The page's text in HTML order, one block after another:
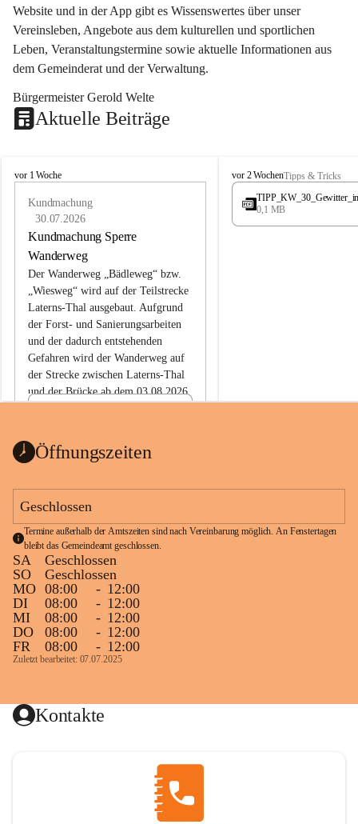
Website und in der App gibt es Wissenswertes über unser
Vereinsleben, Angebote aus dem kulturellen und sportlichen
Leben, Veranstaltungstermine sowie aktuelle Informationen aus
dem Gemeinderat und der Verwaltung.
Bürgermeister Gerold Welte
Aktuelle Beiträge
L
vor 1 Woche
Kundmachung
30.07.2026
Kundmachung Sperre
Wanderweg
Der Wanderweg „Bädleweg“ bzw.
„Wiesweg“ wird auf der Teilstrecke
Laterns-Thal ausgebaut. Aufgrund
der Forst- und Sanierungsarbeiten
und der dadurch entstehenden
Gefahren wird der Wanderweg auf
der Strecke zwischen Laterns-Thal
und der Brücke ab dem 03.08.2026
ht
1 Seite•0,1 MB
L
a
e
vor 2 WochenTipps & Tricks
0,1 MB
Öffnungszeiten
Geschlossen
Termine außerhalb der Amtszeiten sind nach Vereinbarung möglich. An Fenstertagen
bleibt das Gemeindeamt geschlossen.
SA
Geschlossen
SO
Geschlossen
MO 08:00 - 12:00
DI
08:00 - 12:00
MI
08:00 - 12:00
DO
08:00 - 12:00
FR
08:00 - 12:00
Zuletzt bearbeitet: 07.07.2025
Kontakte